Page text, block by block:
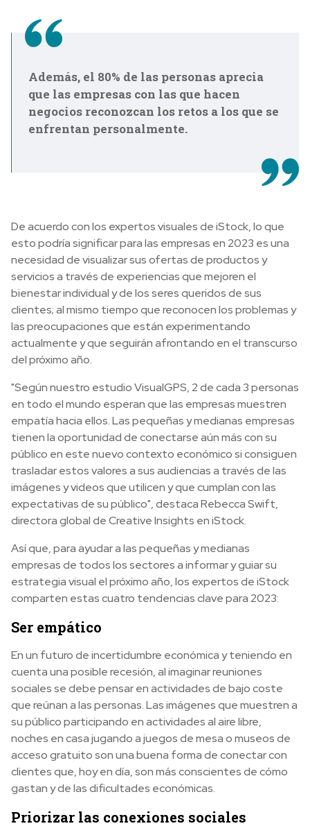
Además, el 80% de las personas aprecia
que las empresas con las que hacen
negocios reconozcan los retos a los que se
enfrentan personalmente.
De acuerdo con los expertos visuales de iStock, lo que
esto podría significar para las empresas en 2023 es una
necesidad de visualizar sus ofertas de productos y
servicios a través de experiencias que mejoren el
bienestar individual y de los seres queridos de sus
clientes; al mismo tiempo que reconocen los problemas y
las preocupaciones que están experimentando
actualmente y que seguirán afrontando en el transcurso
del próximo año.
"Según nuestro estudio VisualGPS, 2 de cada 3 personas
en todo el mundo esperan que las empresas muestren
empatía hacia ellos. Las pequeñas y medianas empresas
tienen la oportunidad de conectarse aún más con su
público en este nuevo contexto económico si consiguen
trasladar estos valores a sus audiencias a través de las
imágenes y videos que utilicen y que cumplan con las
expectativas de su público", destaca Rebecca Swift,
directora global de Creative Insights en iStock.
Así que, para ayudar a las pequeñas y medianas
empresas de todos los sectores a informar y guiar su
estrategia visual el próximo año, los expertos de iStock
comparten estas cuatro tendencias clave para 2023:
Ser empático
En un futuro de incertidumbre económica y teniendo en
cuenta una posible recesión, al imaginar reuniones
sociales se debe pensar en actividades de bajo coste
que reúnan a las personas. Las imágenes que muestren a
su público participando en actividades al aire libre,
noches en casa jugando a juegos de mesa o museos de
acceso gratuito son una buena forma de conectar con
clientes que, hoy en día, son más conscientes de cómo
gastan y de las dificultades económicas.
Priorizar las conexiones sociales